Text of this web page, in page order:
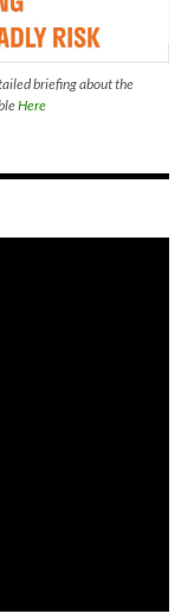
briefing about the
Here